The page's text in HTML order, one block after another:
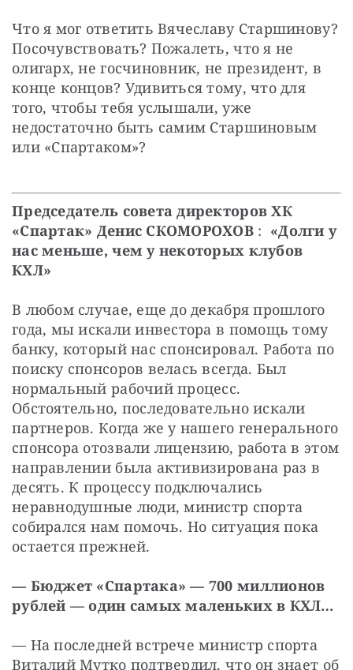
Что я мог ответить Вячеславу Старшинову?
Посочувствовать? Пожалеть, что я не
олигарх, не госчиновник, не президент, в
конце концов? Удивиться тому, что для
того, чтобы тебя услышали, уже
недостаточно быть самим Старшиновым
или «Спартаком»?
Председатель совета директоров ХК
«Спартак» Денис СКОМОРОХОВ : «Долги у
нас меньше, чем у некоторых клубов
КХЛ»
В любом случае, еще до декабря прошлого
года, мы искали инвестора в помощь тому
банку, который нас спонсировал. Работа по
поиску спонсоров велась всегда. Был
нормальный рабочий процесс.
Обстоятельно, последовательно искали
партнеров. Когда же у нашего генерального
спонсора отозвали лицензию, работа в этом
направлении была активизирована раз в
десять. К процессу подключались
неравнодушные люди, министр спорта
собирался нам помочь. Но ситуация пока
остается прежней.
— Бюджет «Спартака» — 700 миллионов
рублей — один самых маленьких в КХЛ…
— На последней встрече министр спорта
Виталий Мутко подтвердил, что он знает об